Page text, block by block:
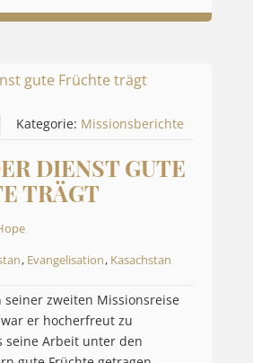
Kategorie: Missionsberichte
DIENST GUTE
TRÄGT
, Evangelisation, Kasachstan
seiner zweiten Missionsreise
er hocherfreut zu
seine Arbeit unter den